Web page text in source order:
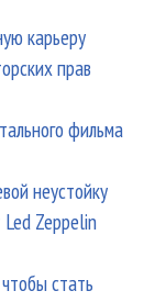
карьеру
прав
фильма
неустойку
Zeppelin
стать